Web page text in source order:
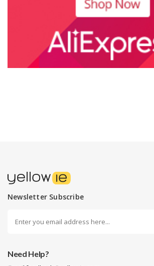
Newsletter Subscribe
Need Help?